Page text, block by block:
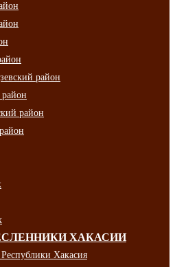
район
район
ХАКАСИИ
Хакасия